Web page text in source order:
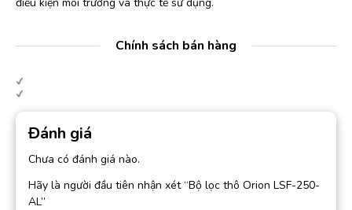
Chính sách bán hàng
Đánh giá
Chưa có đánh giá nào.
Hãy là người đầu tiên nhận xét “Bộ lọc thô Orion LSF-250-
AL”